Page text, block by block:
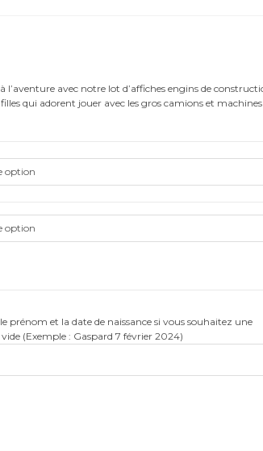
avec notre lot d’affiches engins de
qui adorent jouer avec les gros camions et
option
option
prénom et la date de naissance si vous souhaitez une
(Exemple : Gaspard 7 février 2024)